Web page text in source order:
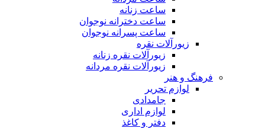
ساعت زنانه
ساعت دخترانه نوجوان
ساعت پسرانه نوجوان
زیورآلات نقره
زیورآلات نقره زنانه
زیورآلات نقره مردانه
فرهنگ و هنر
لوازم تحریر
جامدادی
لوازم اداری
دفتر و کاغذ